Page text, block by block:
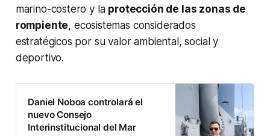
marino-costero y la protección de las zonas de
rompiente, ecosistemas considerados
estratégicos por su valor ambiental, social y
deportivo.
Daniel Noboa controlará el
nuevo Consejo
Interinstitucional del Mar